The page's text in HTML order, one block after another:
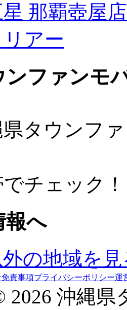
那覇壺屋店
アー
ンファンモ
タウンフ
チェック！
報へ
の地域を
免責事項プライバシーポリシー運
2026 沖縄